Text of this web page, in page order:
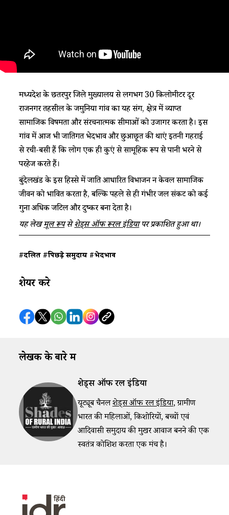
मध्यप्रदेश के छतरपुर जिले मुख्यालय से लगभग 30 किलोमीटर दूर
राजनगर तहसील के जमुनिया गांव का यह प्रसंग, क्षेत्र में व्याप्त
सामाजिक विषमता और संरचनात्मक सीमाओं को उजागर करता है। इस
गांव में आज भी जातिगत भेदभाव और छुआछूत की प्रथाएं इतनी गहराई
से रची-बसी हैं कि लोग एक ही कुएं से सामूहिक रूप से पानी भरने से
परहेज करते हैं।
बुंदेलखंड के इस हिस्से में जाति आधारित विभाजन न केवल सामाजिक
जीवन को प्रभावित करता है, बल्कि पहले से ही गंभीर जल संकट को कई
गुना अधिक जटिल और दुष्कर बना देता है।
यह लेखमूल रूपसेशेड्स ऑफ रूरल इंडियापर प्रकाशित हुआ था।
#दलित #पिछड़े समुदाय #भेदभाव
शेयर करे
लेखक के बारे में
शेड्स ऑफ रूरल इंडिया
यूट्यूब चैनलशेड्स ऑफ रूरल इंडिया, ग्रामीण
भारत की महिलाओं, किशोरियों, बच्चों एवं
आदिवासी समुदाय की मुखर आवाज बनने की एक
स्वतंत्र कोशिश करता एक मंच है।